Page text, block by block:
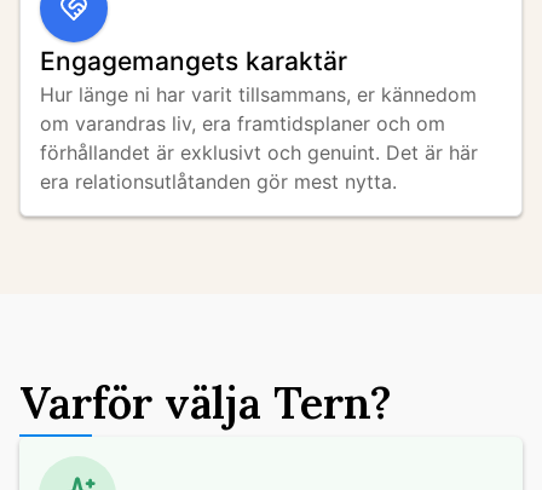
Engagemangets karaktär
Hur länge ni har varit tillsammans, er kännedom
om varandras liv, era framtidsplaner och om
förhållandet är exklusivt och genuint. Det är här
era relationsutlåtanden gör mest nytta.
Varför välja Tern?